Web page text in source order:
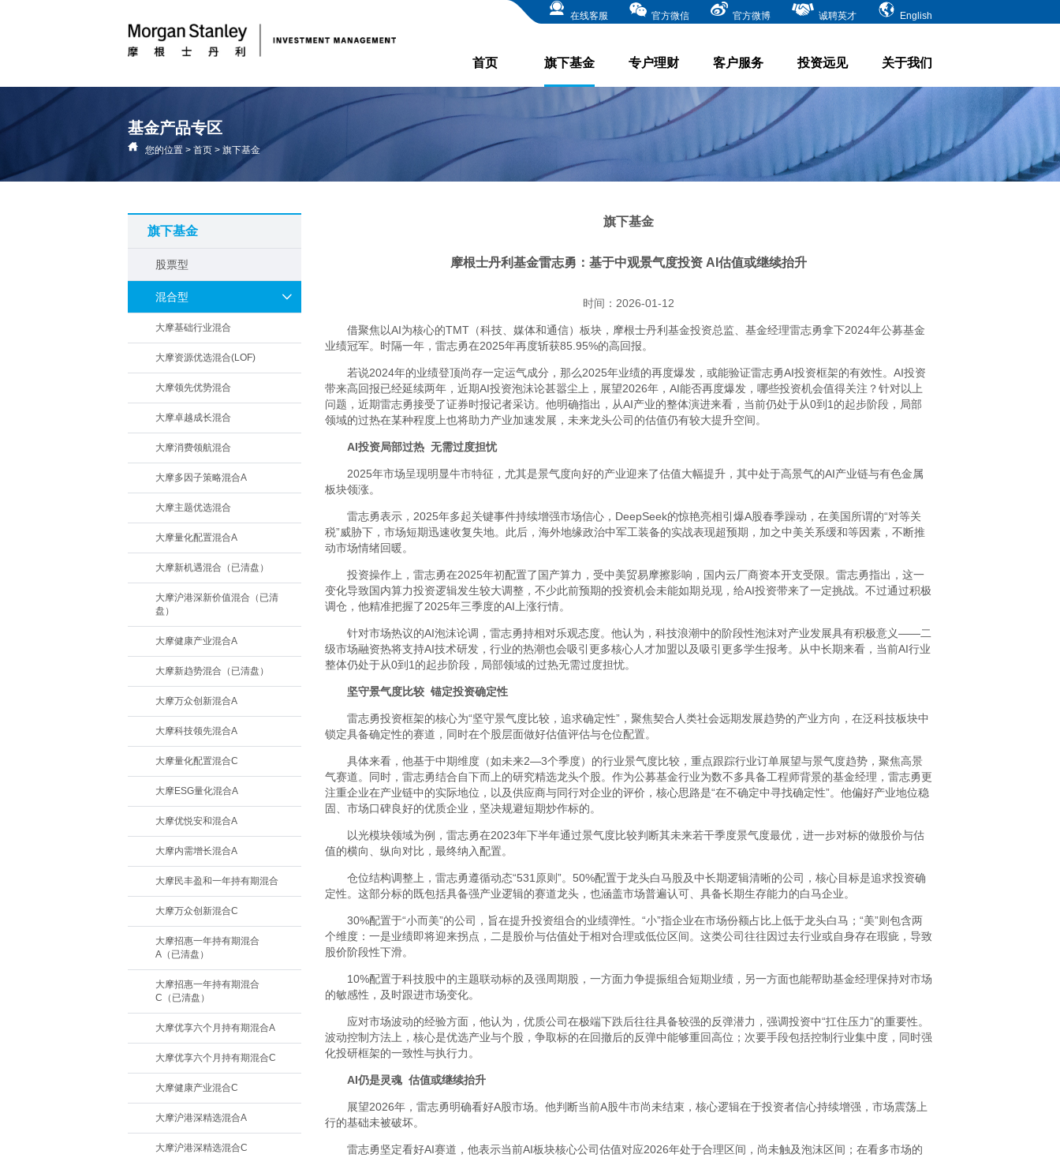
在线客服 官方微信 官方微博 诚聘英才 English
首页 旗下基金 专户理财 客户服务 投资远见 关于我们
基金产品专区
您的位置 > 首页 > 旗下基金
旗下基金
股票型
混合型
大摩基础行业混合
大摩资源优选混合(LOF)
大摩领先优势混合
大摩卓越成长混合
大摩消费领航混合
大摩多因子策略混合A
大摩主题优选混合
大摩量化配置混合A
大摩新机遇混合（已清盘）
大摩沪港深新价值混合（已清
盘）
大摩健康产业混合A
大摩新趋势混合（已清盘）
大摩万众创新混合A
大摩科技领先混合A
大摩量化配置混合C
大摩ESG量化混合A
大摩优悦安和混合A
大摩内需增长混合A
大摩民丰盈和一年持有期混合
大摩万众创新混合C
大摩招惠一年持有期混合
A（已清盘）
大摩招惠一年持有期混合
C（已清盘）
大摩优享六个月持有期混合A
大摩优享六个月持有期混合C
大摩健康产业混合C
大摩沪港深精选混合A
大摩沪港深精选混合C
旗下基金
摩根士丹利基金雷志勇：基于中观景气度投资 AI估值或继续抬升
时间：2026-01-12
借聚焦以AI为核心的TMT（科技、媒体和通信）板块，摩根士丹利基金投资总监、基金经理雷志勇拿下2024年公募基金
业绩冠军。时隔一年，雷志勇在2025年再度斩获85.95%的高回报。
若说2024年的业绩登顶尚存一定运气成分，那么2025年业绩的再度爆发，或能验证雷志勇AI投资框架的有效性。AI投资
带来高回报已经延续两年，近期AI投资泡沫论甚嚣尘上，展望2026年，AI能否再度爆发，哪些投资机会值得关注？针对以上
问题，近期雷志勇接受了证券时报记者采访。他明确指出，从AI产业的整体演进来看，当前仍处于从0到1的起步阶段，局部
领域的过热在某种程度上也将助力产业加速发展，未来龙头公司的估值仍有较大提升空间。
AI投资局部过热 无需过度担忧
2025年市场呈现明显牛市特征，尤其是景气度向好的产业迎来了估值大幅提升，其中处于高景气的AI产业链与有色金属
板块领涨。
雷志勇表示，2025年多起关键事件持续增强市场信心，DeepSeek的惊艳亮相引爆A股春季躁动，在美国所谓的“对等关
税”威胁下，市场短期迅速收复失地。此后，海外地缘政治中军工装备的实战表现超预期，加之中美关系缓和等因素，不断推
动市场情绪回暖。
投资操作上，雷志勇在2025年初配置了国产算力，受中美贸易摩擦影响，国内云厂商资本开支受限。雷志勇指出，这一
变化导致国内算力投资逻辑发生较大调整，不少此前预期的投资机会未能如期兑现，给AI投资带来了一定挑战。不过通过积极
调仓，他精准把握了2025年三季度的AI上涨行情。
针对市场热议的AI泡沫论调，雷志勇持相对乐观态度。他认为，科技浪潮中的阶段性泡沫对产业发展具有积极意义——二
级市场融资热将支持AI技术研发，行业的热潮也会吸引更多核心人才加盟以及吸引更多学生报考。从中长期来看，当前AI行业
整体仍处于从0到1的起步阶段，局部领域的过热无需过度担忧。
坚守景气度比较 锚定投资确定性
雷志勇投资框架的核心为“坚守景气度比较，追求确定性”，聚焦契合人类社会远期发展趋势的产业方向，在泛科技板块中
锁定具备确定性的赛道，同时在个股层面做好估值评估与仓位配置。
具体来看，他基于中期维度（如未来2—3个季度）的行业景气度比较，重点跟踪行业订单展望与景气度趋势，聚焦高景
气赛道。同时，雷志勇结合自下而上的研究精选龙头个股。作为公募基金行业为数不多具备工程师背景的基金经理，雷志勇更
注重企业在产业链中的实际地位，以及供应商与同行对企业的评价，核心思路是“在不确定中寻找确定性”。他偏好产业地位稳
固、市场口碑良好的优质企业，坚决规避短期炒作标的。
以光模块领域为例，雷志勇在2023年下半年通过景气度比较判断其未来若干季度景气度最优，进一步对标的做股价与估
值的横向、纵向对比，最终纳入配置。
仓位结构调整上，雷志勇遵循动态“531原则”。50%配置于龙头白马股及中长期逻辑清晰的公司，核心目标是追求投资确
定性。这部分标的既包括具备强产业逻辑的赛道龙头，也涵盖市场普遍认可、具备长期生存能力的白马企业。
30%配置于“小而美”的公司，旨在提升投资组合的业绩弹性。“小”指企业在市场份额占比上低于龙头白马；“美”则包含两
个维度：一是业绩即将迎来拐点，二是股价与估值处于相对合理或低位区间。这类公司往往因过去行业或自身存在瑕疵，导致
股价阶段性下滑。
10%配置于科技股中的主题联动标的及强周期股，一方面力争提振组合短期业绩，另一方面也能帮助基金经理保持对市场
的敏感性，及时跟进市场变化。
应对市场波动的经验方面，他认为，优质公司在极端下跌后往往具备较强的反弹潜力，强调投资中“扛住压力”的重要性。
波动控制方法上，核心是优选产业与个股，争取标的在回撤后的反弹中能够重回高位；次要手段包括控制行业集中度，同时强
化投研框架的一致性与执行力。
AI仍是灵魂 估值或继续抬升
展望2026年，雷志勇明确看好A股市场。他判断当前A股牛市尚未结束，核心逻辑在于投资者信心持续增强，市场震荡上
行的基础未被破坏。
雷志勇坚定看好AI赛道，他表示当前AI板块核心公司估值对应2026年处于合理区间，尚未触及泡沫区间；在看多市场的